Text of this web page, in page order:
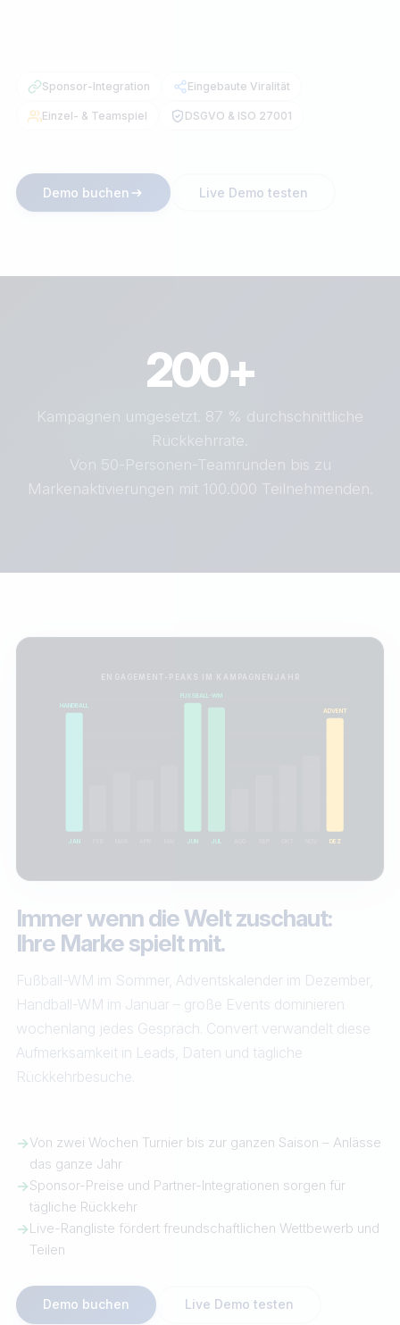
Sponsor-Integration Eingebaute Viralität
Einzel- & Teamspiel DSGVO & ISO 27001
Demo buchen Live Demo testen
200+
Kampagnen umgesetzt. 87 % durchschnittliche
Rückkehrrate.
Von 50-Personen-Teamrunden bis zu
Markenaktivierungen mit 100.000 Teilnehmenden.
ENGAGEMENT-PEAKS IM KAMPAGNENJAHR
HANDBALL
FUSSBALL-WM
ADVENT
JAN JUN JUL DEZ
Immer wenn die Welt zuschaut:
Ihre Marke spielt mit.
Fußball-WM im Sommer, Adventskalender im Dezember,
Handball-WM im Januar – große Events dominieren
wochenlang jedes Gespräch. Convert verwandelt diese
Aufmerksamkeit in Leads, Daten und tägliche
Rückkehrbesuche.
→Von zwei Wochen Turnier bis zur ganzen Saison – Anlässe
das ganze Jahr
→Sponsor-Preise und Partner-Integrationen sorgen für
tägliche Rückkehr
→Live-Rangliste fördert freundschaftlichen Wettbewerb und
Teilen
Demo buchen Live Demo testen